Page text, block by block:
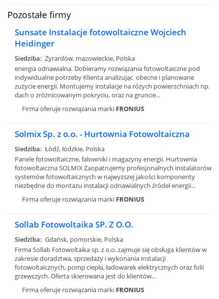
Pozostałe firmy
Sunsate Instalacje fotowoltaiczne Wojciech
Heidinger
Siedziba: yrardów, mazowieckie, Polska
energia odnawialna. Dobieramy rozwiązania fotowoltaiczne pod
indywidualne potrzeby Klienta analizując obecne i planowane
zużycie energii. Montujemy instalacje na różych powierzchniach np.
dach o zróżnicowanym pokryciu, oraz na gruncie...
Firma oferuje rozwiązania marki FRONIUS
Solmix Sp. z o.o. - Hurtownia Fotowoltaiczna
Siedziba: Łódź, łódzkie, Polska
Panele fotowoltaiczne, falowniki i magazyny energii. Hurtownia
fotowoltaiczna SOLMIX Zaopatrujemy profesjonalnych instalatorów
systemów fotowoltaicznych w najwyższej jakości komponenty
niezbędne do montażu instalacji odnawialnych źródeł energii...
Firma oferuje rozwiązania marki FRONIUS
Sollab Fotowoltaika SP. Z O.O.
Siedziba: Gdańsk, pomorskie, Polska
Firma Sollab Fotowoltaika sp. z o.o. zajmuje się obsługa klientów w
zakresie doradztwa, sprzedaży i wykonania instalacji
fotowoltaicznych, pomp ciepła, ładowarek elektrycznych oraz folii
grzewczych. Oferta skierowana jest do klientów...
Firma oferuje rozwiązania marki FRONIUS